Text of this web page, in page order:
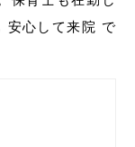
安心して来院 で